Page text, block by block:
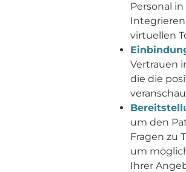
Personal
virtuellen
Vertrauen
die die
um den
Fragen zu
um
Ihrer